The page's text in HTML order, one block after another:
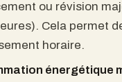
ou révision
Cela permet
horaire.
énergétique